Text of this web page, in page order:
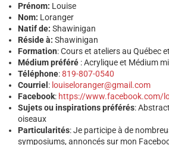
Prénom: Louise
Nom: Loranger
Natif de: Shawinigan
Réside à: Shawinigan
Formation: Cours et ateliers au Québec
Médium préféré: Acrylique et Médium
Téléphone:819-807-0540
Courriel : louiseloranger@gmail.com
Facebook: https://www.facebook.com/
Sujets ou inspirations préférés:
oiseaux
Particularités: Je participe à de
symposiums, annoncés sur mon